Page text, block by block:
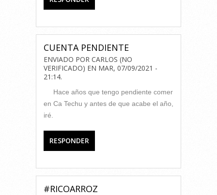
CUENTA PENDIENTE
ENVIADO POR CARLOS (NO
VERIFICADO) EN MAR, 07/09/2021 -
21:14.
Hace años que tengo pendiente comer
en Ca Techu y antes de que acabe el año,
iré.
RESPONDER
#RICOARROZ